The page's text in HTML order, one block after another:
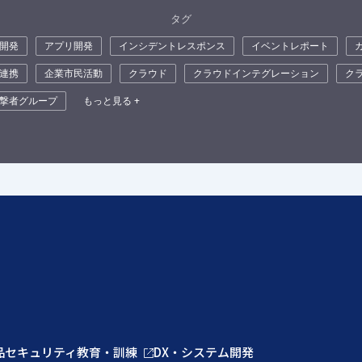
タグ
発 アプリ開発 インシデントレスポンス イベントレポート
携
企業市民活動 クラウド クラウドインテグレーション ク
者グループ
もっと見る +
セキュリティ教育・訓練 DX・システム開発